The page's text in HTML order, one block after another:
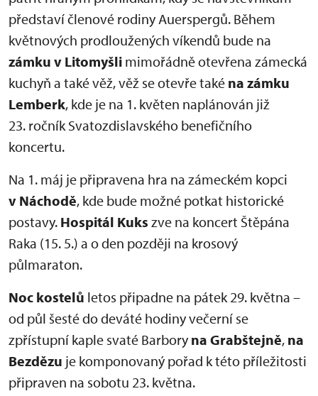
představí členové rodiny Auerspergů. Během
květnových prodloužených víkendů bude na
zámku v Litomyšli mimořádně otevřena zámecká
kuchyň a také věž, věž se otevře také na zámku
Lemberk, kde je na 1. květen naplánován již
23. ročník Svatozdislavského benefičního
koncertu.
Na 1. máj je připravena hra na zámeckém kopci
v Náchodě, kde bude možné potkat historické
postavy. Hospitál Kuks zve na koncert Štěpána
Raka (15. 5.) a o den později na krosový
půlmaraton.
Noc kostelů letos připadne na pátek 29. května –
od půl šesté do deváté hodiny večerní se
zpřístupní kaple svaté Barbory na Grabštejně, na
Bezdězu je komponovaný pořad k této příležitosti
připraven na sobotu 23. května.